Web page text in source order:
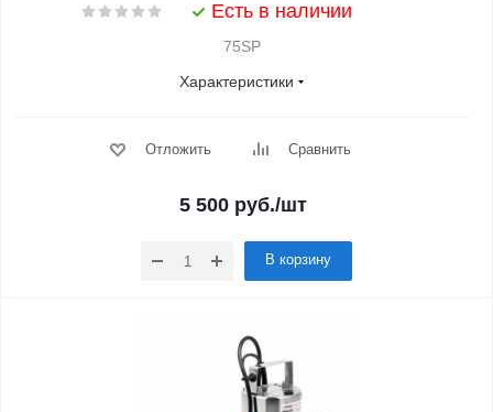
Есть в наличии
75SP
Характеристики
Отложить Сравнить
5 500руб./шт
В корзину